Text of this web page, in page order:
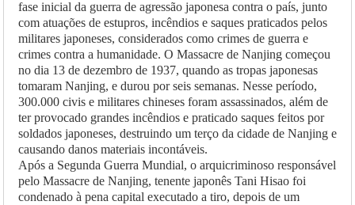
fase inicial da guerra de agressão japonesa contra o país, junto
com atuações de estupros, incêndios e saques praticados pelos
militares japoneses, considerados como crimes de guerra e
crimes contra a humanidade. O Massacre de Nanjing começou
no dia 13 de dezembro de 1937, quando as tropas japonesas
tomaram Nanjing, e durou por seis semanas. Nesse período,
300.000 civis e militares chineses foram assassinados, além de
ter provocado grandes incêndios e praticado saques feitos por
soldados japoneses, destruindo um terço da cidade de Nanjing e
causando danos materiais incontáveis.
Após a Segunda Guerra Mundial, o arquicriminoso responsável
pelo Massacre de Nanjing, tenente japonês Tani Hisao foi
condenado à pena capital executado a tiro, depois de um